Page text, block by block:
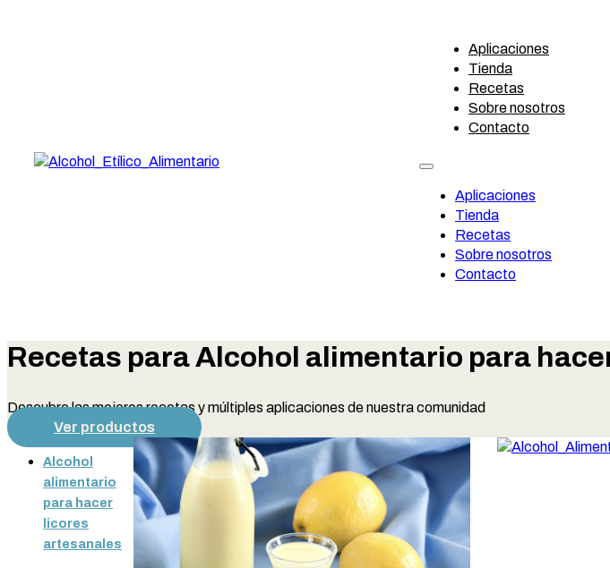
Aplicaciones
Tienda
Recetas
Sobre nosotros
Contacto
Aplicaciones
Tienda
Recetas
Sobre nosotros
Contacto
Recetas para Alcohol alimentario para
Descubre las mejores recetas y múltiples aplicaciones de nuestra comunidad
Ver productos
Alcohol
alimentario
para hacer
licores
artesanales